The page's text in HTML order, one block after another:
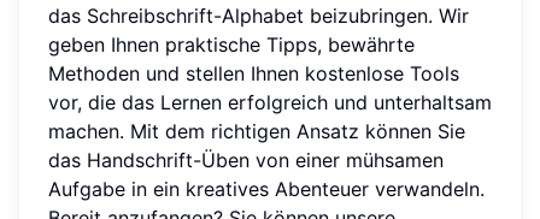
das Schreibschrift-Alphabet beizubringen. Wir
geben Ihnen praktische Tipps, bewährte
Methoden und stellen Ihnen kostenlose Tools
vor, die das Lernen erfolgreich und unterhaltsam
machen. Mit dem richtigen Ansatz können Sie
das Handschrift-Üben von einer mühsamen
Aufgabe in ein kreatives Abenteuer verwandeln.